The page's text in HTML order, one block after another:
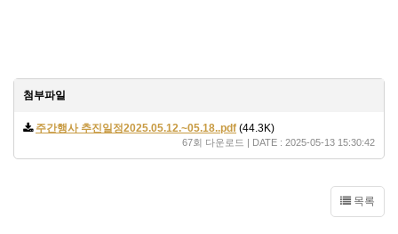
첨부파일
주간행사 추진일정2025.05.12.~05.18..pdf (44.3K)
67회 다운로드 | DATE : 2025-05-13 15:30:42
목록